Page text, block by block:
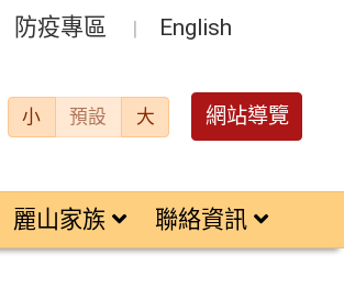
防疫專區 English
小 預設 大 網站導覽
麗山家族 聯絡資訊